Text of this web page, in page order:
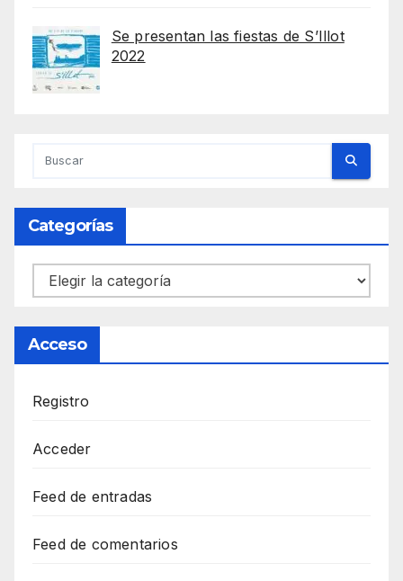
Se presentan las fiestas de S’Illot
2022
Categorías
Categorías
Acceso
Registro
Acceder
Feed de entradas
Feed de comentarios